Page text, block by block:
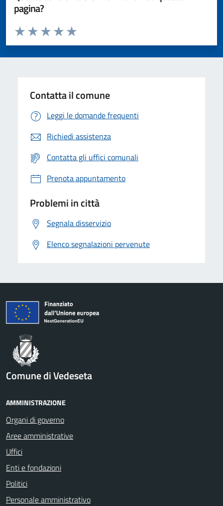
pagina?
Valuta da 1 a 5 stelle la pagina
Valuta 5 stelle su 5
Valuta 4 stelle su 5
Valuta 3 stelle su 5
Valuta 2 stelle su 5
Valuta 1 stelle su 5
Contatta il comune
Leggi le domande frequenti
Richiedi assistenza
Contatta gli uffici comunali
Prenota appuntamento
Problemi in città
Segnala disservizio
Elenco segnalazioni pervenute
Comune di Vedeseta
AMMINISTRAZIONE
Organi di governo
Aree amministrative
Uffici
Enti e fondazioni
Politici
Personale amministrativo